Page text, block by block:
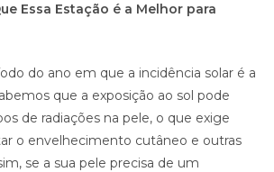
Essa Estação é a Melhor para
do ano em que a incidência solar é a
que a exposição ao sol pode
de radiações na pele, o que exige
o envelhecimento cutâneo e outras
se a sua pele precisa de um